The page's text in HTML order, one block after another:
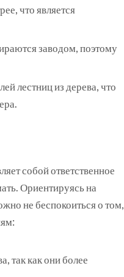
что является
заводом, поэтому
лестниц из дерева, что
собой ответственное
Ориентируясь на
не беспокоиться о том,
так как они более